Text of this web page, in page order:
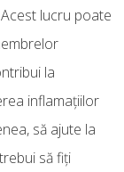
lucru poate
la
inflamațiilor
să ajute la
să fiți